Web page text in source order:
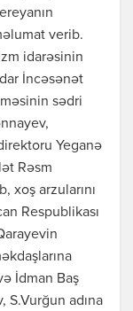
verib.
idarəsinin
İncəsənət
sədri
Yeganə
Rəsm
xoş arzularını
Respublikası
İdman Baş
S.Vurğun adına